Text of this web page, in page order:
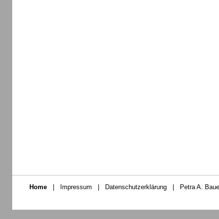
Home | Impressum | Datenschutzerklärung | Petra A.